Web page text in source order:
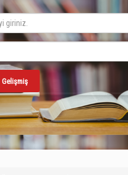
Gelişmiş